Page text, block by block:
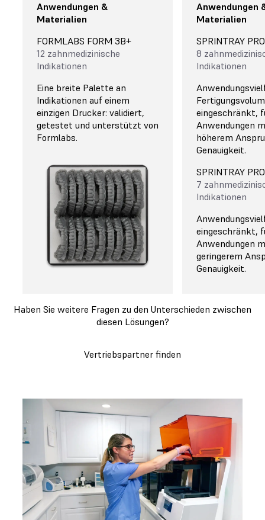
Anwendungen &
Materialien
FORMLABS FORM 3B+
12 zahnmedizinische
Indikationen
Eine breite Palette an
Indikationen auf einem
einzigen Drucker: validiert,
getestet und unterstützt von
Formlabs.
Anwendungen
Materialien
SPRINTRAY
8
Indikationen
eingeschränkt,
Anwendungen
höherem
Genauigkeit.
SPRINTRAY
7
Indikationen
eingeschränkt,
Anwendungen
geringerem
Genauigkeit.
Haben Sie weitere Fragen zu den Unterschieden zwischen
diesen Lösungen?
Vertriebspartner finden